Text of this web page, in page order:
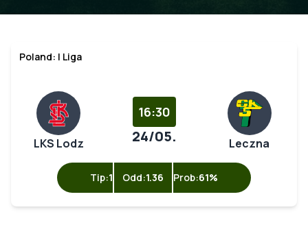
Poland: I Liga
LKS Lodz
16:30
24/05. Leczna
Tip:1 Odd:1.36 Prob:61%